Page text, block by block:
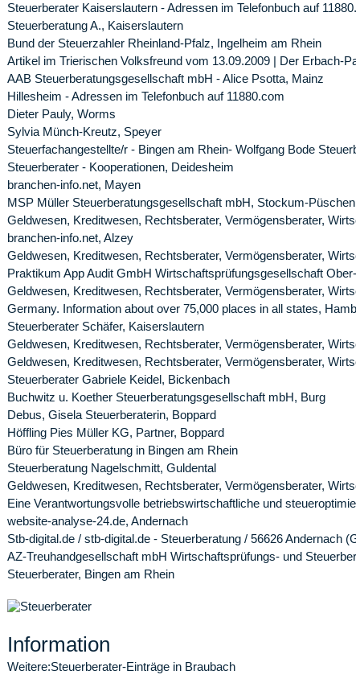
Steuerberater Kaiserslautern - Adressen im Telefonbuch auf
Steuerberatung A., Kaiserslautern
Bund der Steuerzahler Rheinland-Pfalz, Ingelheim am Rhein
Artikel im Trierischen Volksfreund vom 13.09.2009 | Der Erbach-
AAB Steuerberatungsgesellschaft mbH - Alice Psotta, Mainz
Hillesheim - Adressen im Telefonbuch auf 11880.com
Dieter Pauly, Worms
Sylvia Münch-Kreutz, Speyer
Steuerfachangestellte/r - Bingen am Rhein- Wolfgang Bode
Steuerberater - Kooperationen, Deidesheim
branchen-info.net, Mayen
MSP Müller Steuerberatungsgesellschaft mbH, Stockum-Püschen
Geldwesen, Kreditwesen, Rechtsberater, Vermögensberater,
branchen-info.net, Alzey
Geldwesen, Kreditwesen, Rechtsberater, Vermögensberater,
Praktikum App Audit GmbH Wirtschaftsprüfungsgesellschaft
Geldwesen, Kreditwesen, Rechtsberater, Vermögensberater,
Germany. Information about over 75,000 places in all states,
Steuerberater Schäfer, Kaiserslautern
Geldwesen, Kreditwesen, Rechtsberater, Vermögensberater,
Geldwesen, Kreditwesen, Rechtsberater, Vermögensberater,
Steuerberater Gabriele Keidel, Bickenbach
Buchwitz u. Koether Steuerberatungsgesellschaft mbH, Burg
Debus, Gisela Steuerberaterin, Boppard
Höffling Pies Müller KG, Partner, Boppard
Büro für Steuerberatung in Bingen am Rhein
Steuerberatung Nagelschmitt, Guldental
Geldwesen, Kreditwesen, Rechtsberater, Vermögensberater,
Eine Verantwortungsvolle betriebswirtschaftliche und
website-analyse-24.de, Andernach
Stb-digital.de / stb-digital.de - Steuerberatung / 56626 Andernach
AZ-Treuhandgesellschaft mbH Wirtschaftsprüfungs- und
Steuerberater, Bingen am Rhein
Information
Weitere:Steuerberater-Einträge in Braubach